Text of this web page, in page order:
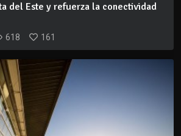
del Este y refuerza la conectividad
618 161